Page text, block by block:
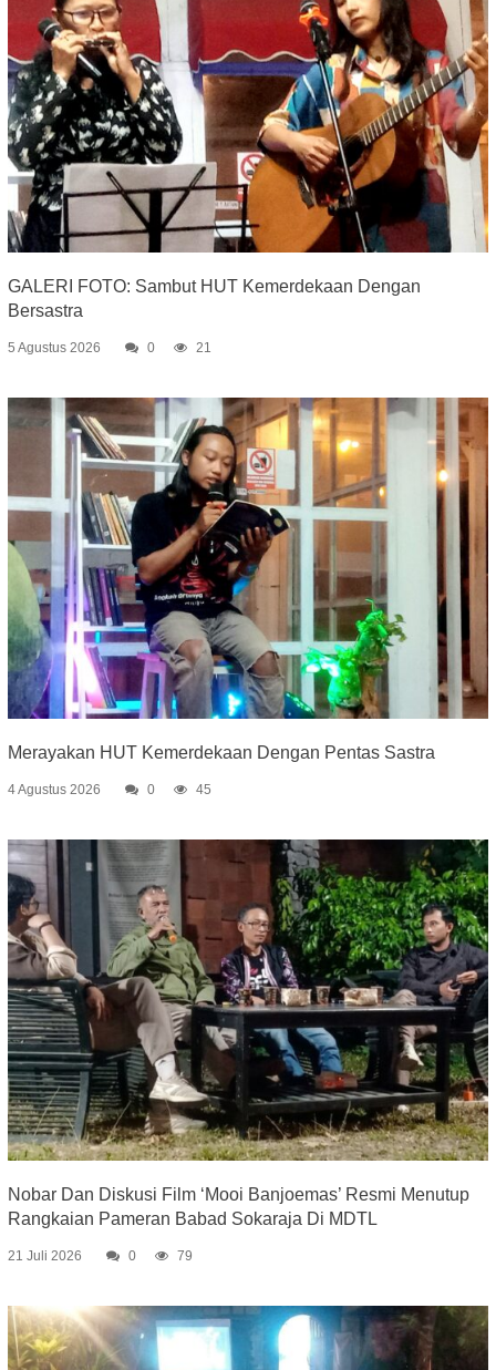
GALERI FOTO: Sambut HUT Kemerdekaan Dengan
Bersastra
5 Agustus 2026 0 21
Merayakan HUT Kemerdekaan Dengan Pentas Sastra
4 Agustus 2026 0 45
Nobar Dan Diskusi Film ‘Mooi Banjoemas’ Resmi Menutup
Rangkaian Pameran Babad Sokaraja Di MDTL
21 Juli 2026 0 79